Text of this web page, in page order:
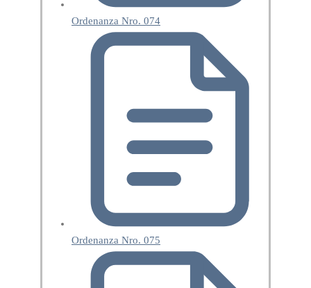
Ordenanza Nro. 074
Ordenanza Nro. 075